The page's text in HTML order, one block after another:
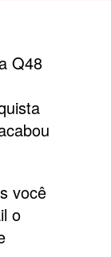
Q48
você
o